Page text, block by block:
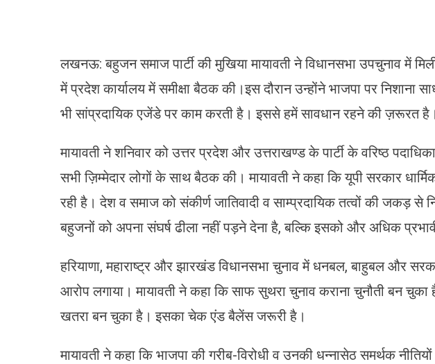
लखनऊ: बहुजन समाज पार्टी की मुखिया मायावती ने विधानसभा उपचुनाव में
में प्रदेश कार्यालय में समीक्षा बैठक की।इस दौरान उन्‍होंने भाजपा पर निशाना
भी सांप्रदायिक एजेंडे पर काम करती है। इससे हमें सावधान रहने की ज़रूरत है।
मायावती ने शनिवार को उत्तर प्रदेश और उत्तराखण्ड के पार्टी के वरिष्ठ
सभी ज़िम्मेदार लोगों के साथ बैठक की। मायावती ने कहा कि यूपी सरकार
रही है। देश व समाज को संकीर्ण जातिवादी व साम्प्रदायिक तत्वों की जकड़ से
बहुजनों को अपना संघर्ष ढीला नहीं पड़ने देना है, बल्कि इसको और अधिक
हरियाणा, महाराष्ट्र और झारखंड विधानसभा चुनाव में धनबल, बाहुबल और
आरोप लगाया। मायावती ने कहा कि साफ सुथरा चुनाव कराना चुनौती बन
खतरा बन चुका है। इसका चेक एंड बैलेंस जरूरी है।
मायावती ने कहा कि भाजपा की गरीब-विरोधी व उनकी धन्नासेठ समर्थक